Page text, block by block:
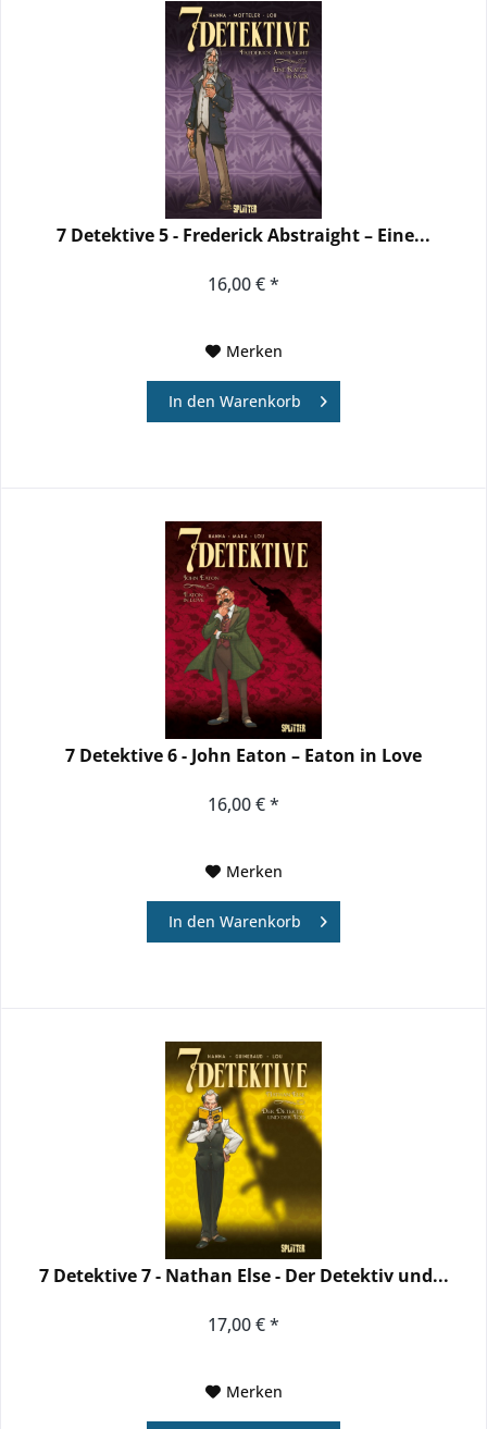
7 Detektive 5 - Frederick Abstraight – Eine...
16,00 € *
Merken
In den Warenkorb
7 Detektive 6 - John Eaton – Eaton in Love
16,00 € *
Merken
In den Warenkorb
7 Detektive 7 - Nathan Else - Der Detektiv und...
17,00 € *
Merken